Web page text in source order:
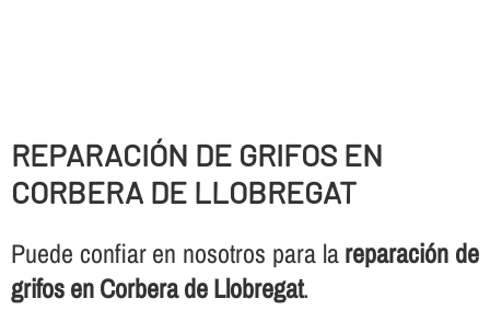
REPARACIÓN DE GRIFOS EN
CORBERA DE LLOBREGAT
Puede confiar en nosotros para lareparación de
grifos en Corbera de Llobregat.